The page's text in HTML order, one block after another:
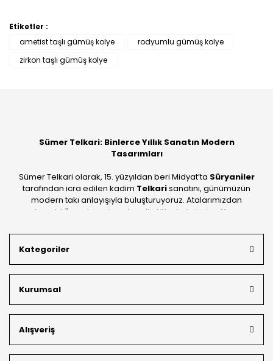
Etiketler :
ametist taşlı gümüş kolye
rodyumlu gümüş kolye
zirkon taşlı gümüş kolye
Sümer Telkari: Binlerce Yıllık Sanatın Modern
Tasarımları
Sümer Telkari olarak, 15. yüzyıldan beri Midyat’ta Süryaniler
tarafından icra edilen kadim Telkarisanatını, günümüzün
modern takı anlayışıyla buluşturuyoruz. Atalarımızdan
devraldığımız bu mirası; kendi atölyelerimizde, dünya
Mardin’in tarihi dokusunu yansıtan geleneksel işlemeleri, her
müşterilerimizin özel siparişlerini benzersiz bir titizlikle
hazırlıyor; köklü geçmişimizi geleceğin takı modasına
güvenle taşıyoruz.
Kategoriler
Kurumsal
Alışveriş